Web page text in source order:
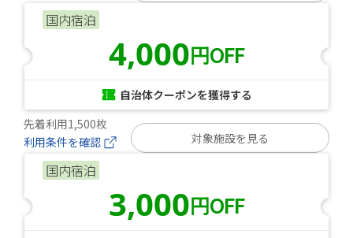
国内宿泊
4,000円OFF
自治体クーポンを獲得する
先着利用1,500枚
利用条件を確認
対象施設を見る
国内宿泊
3,000円OFF